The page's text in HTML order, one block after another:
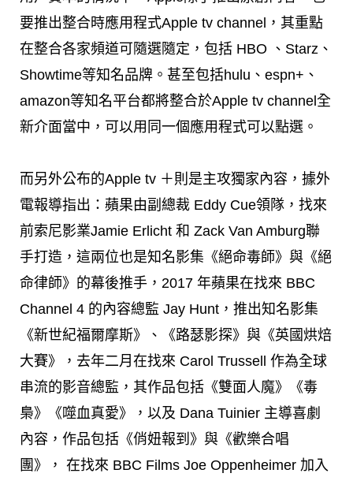
要推出整合時應用程式Apple tv channel，其重點
在整合各家頻道可隨選隨定，包括 HBO 、Starz、
Showtime等知名品牌。甚至包括hulu、espn+、
amazon等知名平台都將整合於Apple tv channel全
新介面當中，可以用同一個應用程式可以點選。
而另外公布的Apple tv ＋則是主攻獨家內容，據外
電報導指出：蘋果由副總裁 Eddy Cue領隊，找來
前索尼影業Jamie Erlicht 和 Zack Van Amburg聯
手打造，這兩位也是知名影集《絕命毒師》與《絕
命律師》的幕後推手，2017 年蘋果在找來 BBC
Channel 4 的內容總監 Jay Hunt，推出知名影集
《新世紀福爾摩斯》、《路瑟影探》與《英國烘焙
大賽》，去年二月在找來 Carol Trussell 作為全球
串流的影音總監，其作品包括《雙面人魔》《毒
梟》《噬血真愛》，以及 Dana Tuinier 主導喜劇
內容，作品包括《俏妞報到》與《歡樂合唱
團》， 在找來 BBC Films Joe Oppenheimer 加入